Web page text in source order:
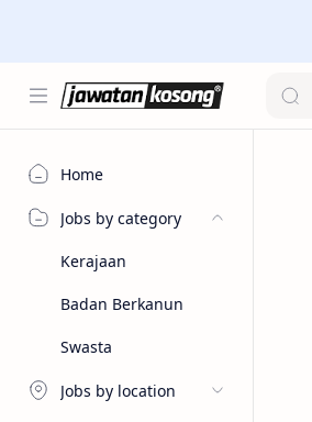
Home
Jobs by category
Kerajaan
Badan Berkanun
Swasta
Jobs by location